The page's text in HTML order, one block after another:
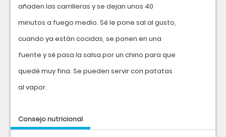
añaden las carrilleras y se dejan unos 40
minutos a fuego medio. Sé le pone sal al gusto,
cuando ya están cocidas, se ponen en una
fuente y sé pasa la salsa por un chino para que
quedé muy fina. Se pueden servir con patatas
al vapor.
Consejo nutricional